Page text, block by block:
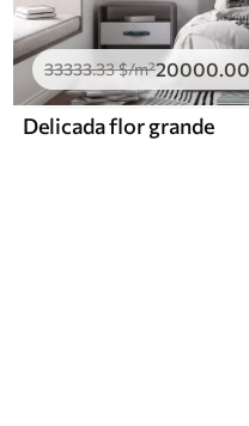
33333.33$/m²20000.00
Delicada flor grande